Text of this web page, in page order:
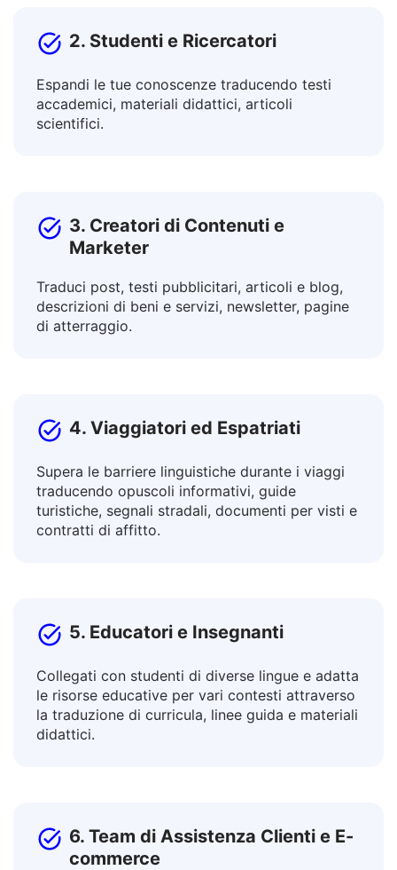
2. Studenti e Ricercatori
Espandi le tue conoscenze traducendo testi
accademici, materiali didattici, articoli
scientifici.
3. Creatori di Contenuti e
Marketer
Traduci post, testi pubblicitari, articoli e blog,
descrizioni di beni e servizi, newsletter, pagine
di atterraggio.
4. Viaggiatori ed Espatriati
Supera le barriere linguistiche durante i viaggi
traducendo opuscoli informativi, guide
turistiche, segnali stradali, documenti per visti e
contratti di affitto.
5. Educatori e Insegnanti
Collegati con studenti di diverse lingue e adatta
le risorse educative per vari contesti attraverso
la traduzione di curricula, linee guida e materiali
didattici.
6. Team di Assistenza Clienti e E-
commerce